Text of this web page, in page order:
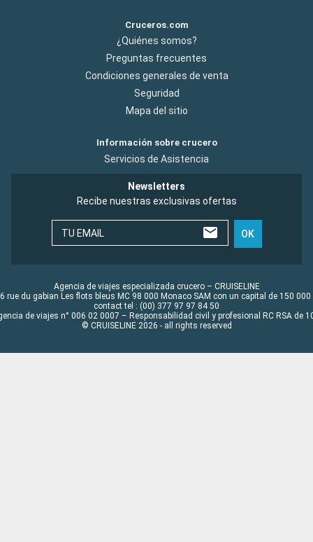
Cruceros.com
¿Quiénes somos?
Preguntas frecuentes
Condiciones generales de venta
Seguridad
Mapa del sitio
Información sobre crucero
Servicios de Asistencia
Newsletters
Recibe nuestras exclusivas ofertas
TU EMAIL OK
Agencia de viajes especializada crucero – CRUISELINE
rue du gabian Les flots bleus MC 98 000 Monaco SAM con un capital de 150 000
contact tel : (00) 377 97 97 84 50
de viajes n° 006 02 0007 – Responsabilidad civil y profesional RC RSA de
© CRUISELINE 2026 - all rights reserved